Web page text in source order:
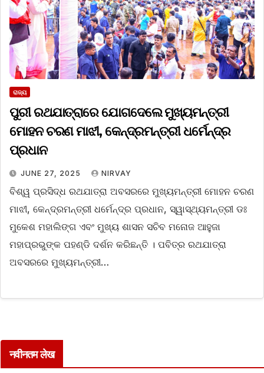
ରାଜ୍ୟ
ପୁରୀ ରଥଯାତ୍ରାରେ ଯୋଗଦେଲେ ମୁଖ୍ୟମନ୍ତ୍ରୀ
ମୋହନ ଚରଣ ମାଝୀ, କେନ୍ଦ୍ରମନ୍ତ୍ରୀ ଧର୍ମେନ୍ଦ୍ର
ପ୍ରଧାନ
JUNE 27, 2025 NIRVAY
ବିଶ୍ୱ ପ୍ରସିଦ୍ଧ ରଥଯାତ୍ରା ଅବସରରେ ମୁଖ୍ୟମନ୍ତ୍ରୀ ମୋହନ ଚରଣ
ମାଝୀ, କେନ୍ଦ୍ରମନ୍ତ୍ରୀ ଧର୍ମେନ୍ଦ୍ର ପ୍ରଧାନ, ସ୍ୱାସ୍ଥ୍ୟମନ୍ତ୍ରୀ ଡଃ
ମୁକେଶ ମହାଲିଙ୍ଗ ଏବଂ ମୁଖ୍ୟ ଶାସନ ସଚିବ ମନୋଜ ଆହୁଜା
ମହାପ୍ରଭୁଙ୍କ ପହଣ୍ଡି ଦର୍ଶନ କରିଛନ୍ତି । ପବିତ୍ର ରଥଯାତ୍ରା
ଅବସରରେ ମୁଖ୍ୟମନ୍ତ୍ରୀ…
नवीनतम लेख